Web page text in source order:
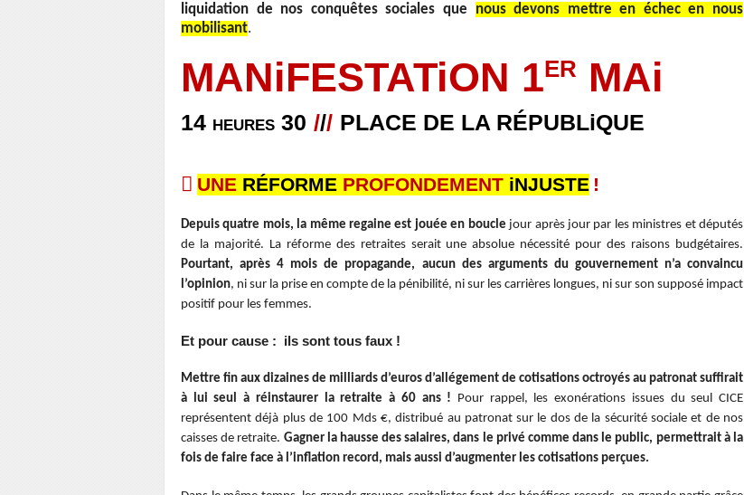
liquidation de nos conquêtes sociales que nous devons mettre en échec en nous
mobilisant.
MANiFESTATiON 1er MAi
14 heures 30 /// PLACE DE LA RÉPUBLiQUE
 UNE RÉFORME PROFONDEMENT iNJUSTE !
Depuis quatre mois, la même regaine est jouée en boucle jour après jour par les ministres et députés
de la majorité. La réforme des retraites serait une absolue nécessité pour des raisons budgétaires.
Pourtant, après4 mois de propagande, aucun des arguments du gouvernement n’a convaincu
l’opinion, ni sur la prise en compte de la pénibilité, ni sur les carrières longues, ni sur son supposé impact
positif pour les femmes.
Et pour cause : ils sont tous faux !
Mettre fin aux dizaines de milliards d’euros d’allégement de cotisations octroyés au patronat suffirait
à lui seulà réinstaurer la retraite à 60 ans ! Pour rappel, les exonérations issues du seul CICE
représentent déjà plus de 100 Mds €, distribué au patronat sur le dos de la sécurité sociale et de nos
caisses de retraite. Gagner la hausse des salaires, dans le privé comme dans le public, permettrait à la
fois de faire face à l’inflation record, mais aussi d’augmenter les cotisations perçues.